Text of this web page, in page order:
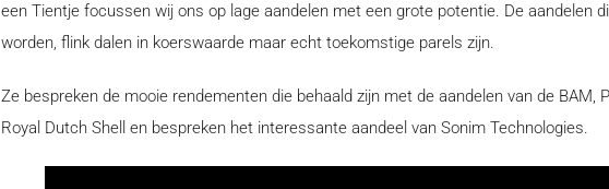
een Tientje focussen wij ons op lage aandelen met een grote potentie. De aandelen
worden, flink dalen in koerswaarde maar echt toekomstige parels zijn.
Ze bespreken de mooie rendementen die behaald zijn met de aandelen van de BAM,
Royal Dutch Shell en bespreken het interessante aandeel van Sonim Technologies.